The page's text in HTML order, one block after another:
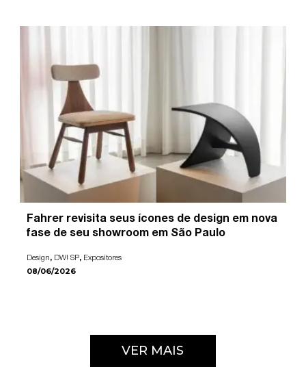
Fahrer revisita seus ícones de design em nova
fase de seu showroom em São Paulo
Design, DW! SP, Expositores
08/06/2026
VER MAIS